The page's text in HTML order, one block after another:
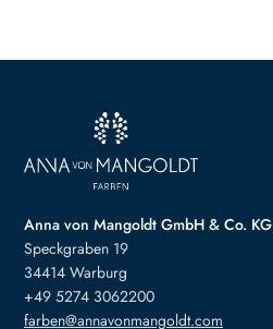
Anna von Mangoldt GmbH & Co. KG
Speckgraben 19
34414 Warburg
+49 5274 3062200
farben@annavonmangoldt.com